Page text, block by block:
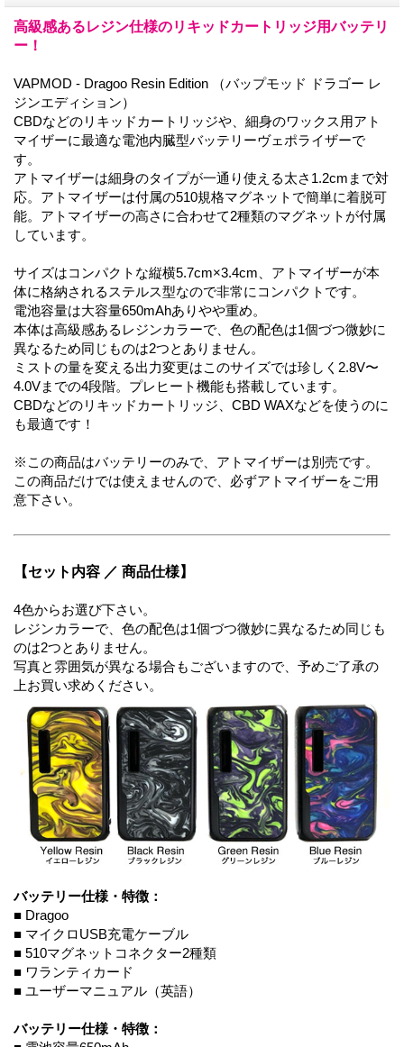
高級感あるレジン仕様のリキッドカートリッジ用バッテリ
ー！
VAPMOD - Dragoo Resin Edition （バップモッド ドラゴー レ
ジンエディション）
CBDなどのリキッドカートリッジや、細身のワックス用アト
マイザーに最適な電池内臓型バッテリーヴェポライザーで
す。
アトマイザーは細身のタイプが一通り使える太さ1.2cmまで対
応。アトマイザーは付属の510規格マグネットで簡単に着脱可
能。アトマイザーの高さに合わせて2種類のマグネットが付属
しています。
サイズはコンパクトな縦横5.7cm×3.4cm、アトマイザーが本
体に格納されるステルス型なので非常にコンパクトです。
電池容量は大容量650mAhありやや重め。
本体は高級感あるレジンカラーで、色の配色は1個づつ微妙に
異なるため同じものは2つとありません。
ミストの量を変える出力変更はこのサイズでは珍しく2.8V〜
4.0Vまでの4段階。プレヒート機能も搭載しています。
CBDなどのリキッドカートリッジ、CBD WAXなどを使うのに
も最適です！
※この商品はバッテリーのみで、アトマイザーは別売です。
この商品だけでは使えませんので、必ずアトマイザーをご用
意下さい。
【セット内容 ／ 商品仕様】
4色からお選び下さい。
レジンカラーで、色の配色は1個づつ微妙に異なるため同じも
のは2つとありません。
写真と雰囲気が異なる場合もございますので、予めご了承の
上お買い求めください。
バッテリー仕様・特徴：
■ Dragoo
■ マイクロUSB充電ケーブル
■ 510マグネットコネクター2種類
■ ワランティカード
■ ユーザーマニュアル（英語）
バッテリー仕様・特徴：